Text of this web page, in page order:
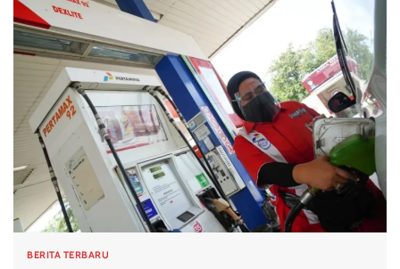
BERITA TERBARU